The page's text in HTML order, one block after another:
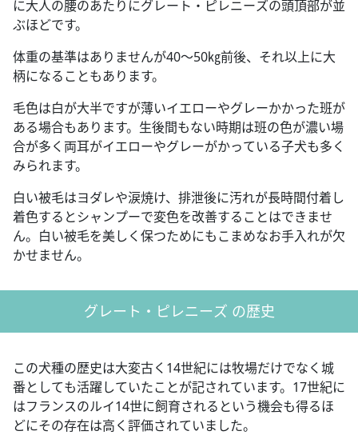
に大人の腰のあたりにグレート・ピレニーズの頭頂部が並
ぶほどです。
体重の基準はありませんが40～50㎏前後、それ以上に大
柄になることもあります。
毛色は白が大半ですが薄いイエローやグレーかかった班が
ある場合もあります。生後間もない時期は班の色が濃い場
合が多く両耳がイエローやグレーがかっている子犬も多く
みられます。
白い被毛はヨダレや涙焼け、排泄後に汚れが長時間付着し
着色するとシャンプーで変色を改善することはできませ
ん。白い被毛を美しく保つためにもこまめなお手入れが欠
かせません。
グレート・ピレニーズ の歴史
この犬種の歴史は大変古く14世紀には牧場だけでなく城
番としても活躍していたことが記されています。17世紀に
はフランスのルイ14世に飼育されるという機会も得るほ
どにその存在は高く評価されていました。